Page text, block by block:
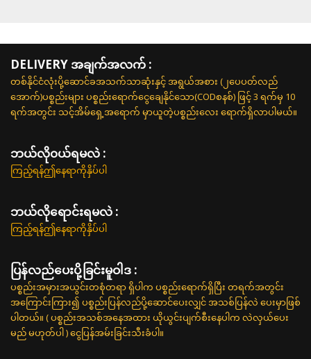
DELIVERY အချက်အလက် :
တစ်နိုင်ငံလုံးပို့ဆောင်ခအသက်သာဆုံးနှင့် အရွယ်အစား (၂ပေပတ်လည်
အောက်)ပစ္စည်းများ ပစ္စည်းရောက်ငွေချေနိုင်သော(CODစနစ်) ဖြင့် 3 ရက်မှ 10
ရက်အတွင်း သင့်အိမ်ရှေ့အရောက် မှာယူတဲ့ပစ္စည်းလေး ရောက်ရှိလာပါမယ်။
ဘယ်လို၀ယ်ရမလဲ :
ကြည့်ရန်ဤနေရာကိုနှိပ်ပါ
ဘယ်လိုရောင်းရမလဲ :
ကြည့်ရန်ဤနေရာကိုနှိပ်ပါ
ပြန်လည်ပေးပို့ခြင်းမူဝါဒ :
ပစ္စည်းအမှားအယွင်းတစုံတရာ ရှိပါက ပစ္စည်းရောက်ရှိပြီး တရက်အတွင်း
အကြောင်းကြား၍ ပစ္စည်းပြန်လည်ပို့ဆောင်ပေးလျှင် အသစ်ပြန်လဲ ပေးမှာဖြစ်
ပါတယ်။ ( ပစ္စည်းအသစ်အနေအထား ယိုယွင်းပျက်စီးနေပါက လဲလှယ်ပေး
မည် မဟုတ်ပါ ) ငွေပြန်အမ်းခြင်းသီးခံပါ။